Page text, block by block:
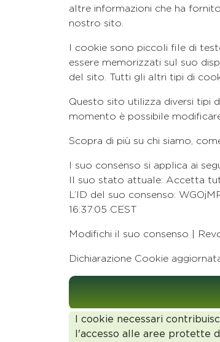
altre informazioni che ha
I cookie sono piccoli file di
essere memorizzati sul suo
del sito. Tutti gli altri tipi di
Questo sito utilizza diversi tipi
momento è possibile
Scopra di più su chi siamo,
l suo consenso si applica ai
Il suo stato attuale: Accetta
L’ID del suo consenso:
16:37:05 CEST
Modifichi il suo consenso |
Dichiarazione Cookie
I cookie necessari
l'accesso alle aree protette